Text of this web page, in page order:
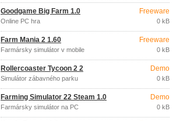
Goodgame Big Farm 1.0
Online PC hra
Freeware
0 kB
Farm Mania 2 1.60
Farmársky simulátor v mobile
Freeware
0 kB
Rollercoaster Tycoon 2 2
Simulátor zábavného parku
Demo
0 kB
Farming Simulator 22 Steam 1.0
Farmársky simulátor na PC
Demo
0 kB